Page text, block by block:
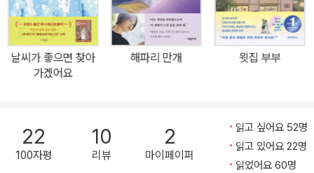
랑해보기로 하는’ 따스한 이야기. 서로의 청춘, 일터, 지나간 감정과
다시 찾아온 사랑의 마음을 행간을 따라 읽다보면, 어느새 기억 저편
에 잊고 지내던 아날로그 감성을 되찾게 한다.
날씨가 좋으면 찾아
가겠어요
해파리 만개 윗집 부부
22
100자평
10
리뷰
2
마이페이퍼
읽고 싶어요 52명
읽고 있어요 22명
읽었어요 60명